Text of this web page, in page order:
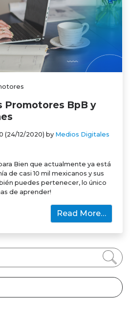
Promotores BpB y
(24/12/2020) by Medios Digitales
Bien que actualmente ya está
de casi 10 mil mexicanos y sus
puedes pertenecer, lo único
de aprender!
Read More…